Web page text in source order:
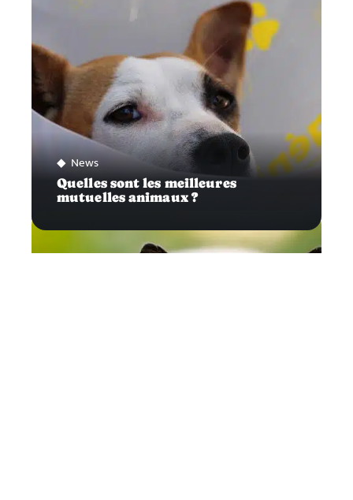
News
Quelles sont les meilleures
mutuelles animaux ?